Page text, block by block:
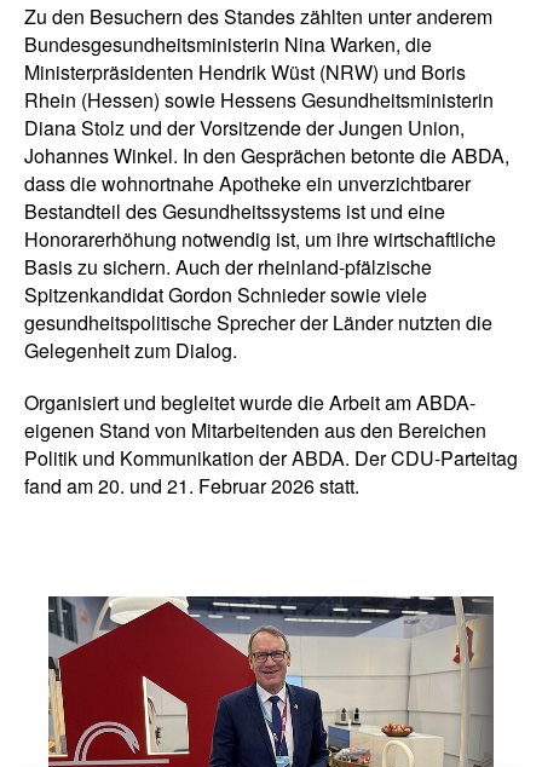
Zu den Besuchern des Standes zählten unter anderem
Bundesgesundheitsministerin Nina Warken, die
Ministerpräsidenten Hendrik Wüst (NRW) und Boris
Rhein (Hessen) sowie Hessens Gesundheitsministerin
Diana Stolz und der Vorsitzende der Jungen Union,
Johannes Winkel. In den Gesprächen betonte die ABDA,
dass die wohnortnahe Apotheke ein unverzichtbarer
Bestandteil des Gesundheitssystems ist und eine
Honorarerhöhung notwendig ist, um ihre wirtschaftliche
Basis zu sichern. Auch der rheinland-pfälzische
Spitzenkandidat Gordon Schnieder sowie viele
gesundheitspolitische Sprecher der Länder nutzten die
Gelegenheit zum Dialog.
Organisiert und begleitet wurde die Arbeit am ABDA-
eigenen Stand von Mitarbeitenden aus den Bereichen
Politik und Kommunikation der ABDA. Der CDU-Parteitag
fand am 20. und 21. Februar 2026 statt.